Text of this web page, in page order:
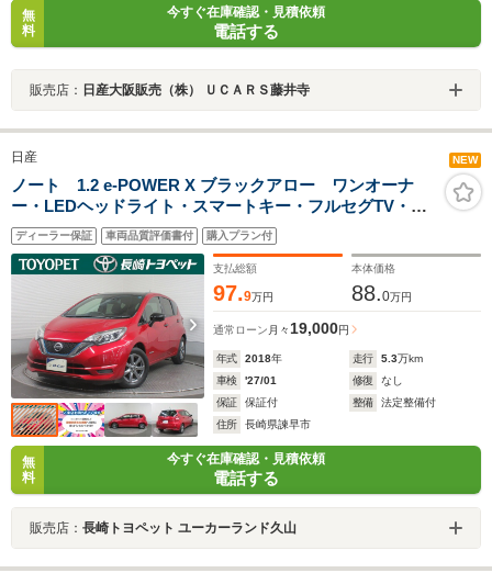
無
料
今すぐ在庫確認・見積依頼
電話する
販売店： 日産大阪販売（株） ＵＣＡＲＳ藤井寺
日産 NEW
ノート 1.2 e-POWER X ブラックアロー ワンオーナ
ー・LEDヘッドライト・スマートキー・フルセグTV・バ
ックモニター・ナビ・ETC
ディーラー保証 車両品質評価書付 購入プラン付
支払総額
97.9万円
本体価格
88.0万円
通常ローン 月々 19,000円
年式 2018年 走行 5.3万km
車検
'27/01 修復
なし
保証
保証付 整備
法定整備付
住所
長崎県諫早市
無
料
今すぐ在庫確認・見積依頼
電話する
販売店： 長崎トヨペット ユーカーランド久山